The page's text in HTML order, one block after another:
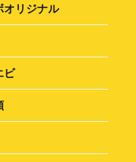
オリジナル
ビ